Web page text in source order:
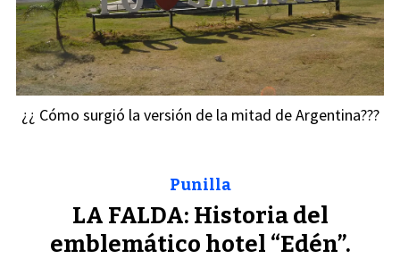
¿¿ Cómo surgió la versión de la mitad de Argentina???
LA FALDA: Historia del
emblemático hotel “Edén”.
Punilla